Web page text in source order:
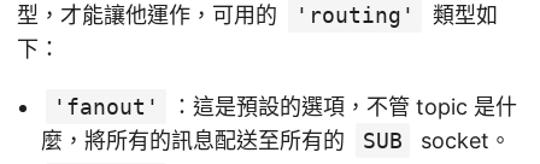
型，才能讓他運作，可用的
'routing'
類型如
下：
'fanout'
：這是預設的選項，不管 topic 是什
麼，將所有的訊息配送至所有的
SUB
socket。